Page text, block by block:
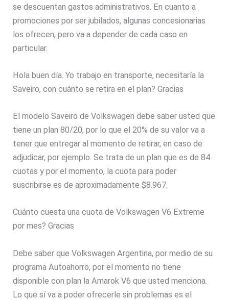
se descuentan gastos administrativos. En cuanto a
promociones por ser jubilados, algunas concesionarias
los ofrecen, pero va a depender de cada caso en
particular.
Hola buen día. Yo trabajo en transporte, necesitaría la
Saveiro, con cuánto se retira en el plan? Gracias
El modelo Saveiro de Volkswagen debe saber usted que
tiene un plan 80/20, por lo que el 20% de su valor va a
tener que entregar al momento de retirar, en caso de
adjudicar, por ejemplo. Se trata de un plan que es de 84
cuotas y por el momento, la cuota para poder
suscribirse es de aproximadamente $8.967.
Cuánto cuesta una cuota de Volkswagen V6 Extreme
por mes? Gracias
Debe saber que Volkswagen Argentina, por medio de su
programa Autoahorro, por el momento no tiene
disponible con plan la Amarok V6 que usted menciona.
Lo que sí va a poder ofrecerle sin problemas es el